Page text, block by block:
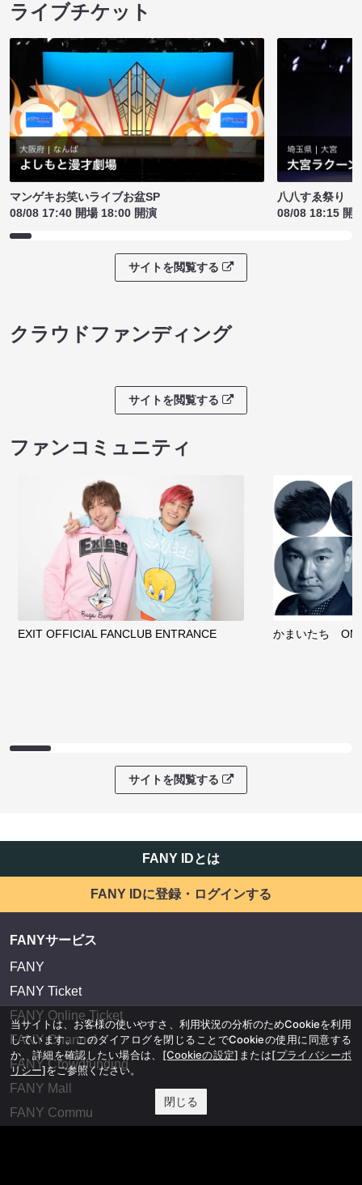
ライブチケット
マンゲキお笑いライブお盆SP
08/08 17:40 開場 18:00 開演
八八すゑ祭り
08/08 18:15 開
サイトを閲覧する
クラウドファンディング
サイトを閲覧する
ファンコミュニティ
EXIT OFFICIAL FANCLUB ENTRANCE かまいたち
サイトを閲覧する
FANY IDとは
FANY IDに登録・ログインする
FANYサービス
FANY
FANY Ticket
FANY Online Ticket
FANY Channel
FANY Crowdfunding
FANY Mall
FANY Commu
当サイトは、お客様の使いやすさ、利用状況の分析のためCookieを利用
しています。このダイアログを閉じることでCookieの使用に同意する
か、詳細を確認したい場合は、 [Cookieの設定] または[プライバシーポ
リシー]をご参照ください。
閉じる